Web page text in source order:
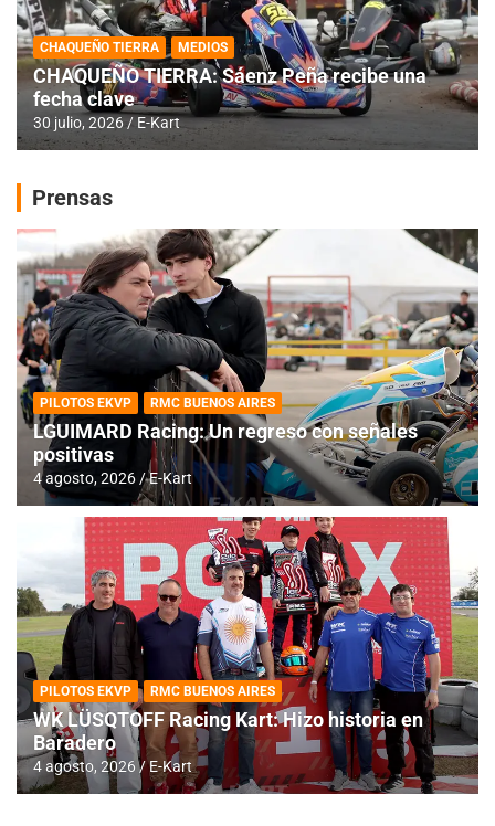
CHAQUEÑO TIERRA MEDIOS
CHAQUEÑO TIERRA: Sáenz Peña recibe una
fecha clave
30 julio, 2026 E-Kart
Prensas
PILOTOS EKVP RMC BUENOS AIRES
LGUIMARD Racing: Un regreso con señales
positivas
4 agosto, 2026 E-Kart
PILOTOS EKVP RMC BUENOS AIRES
WK LÜSQTOFF Racing Kart: Hizo historia en
Baradero
4 agosto, 2026 E-Kart